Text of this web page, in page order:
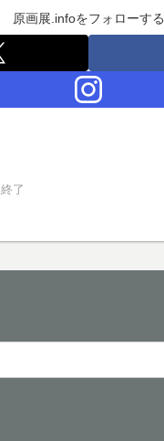
原画展.infoをフォローする
終了